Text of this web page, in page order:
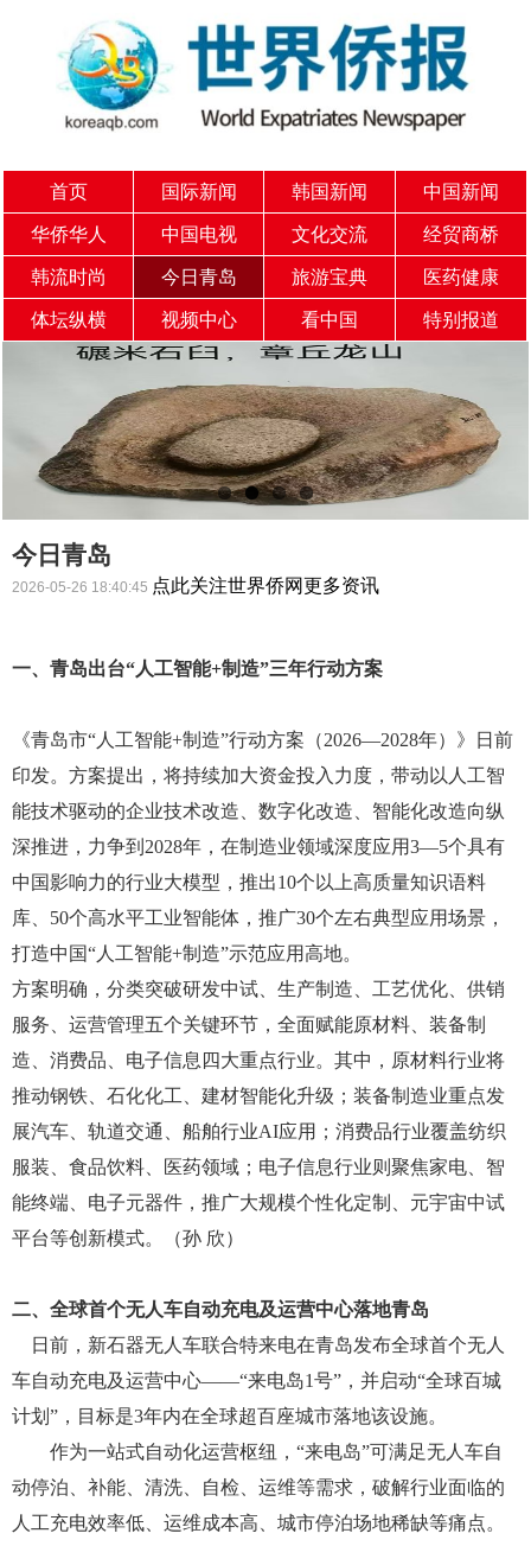
首页 国际新闻 韩国新闻 中国新闻
华侨华人 中国电视 文化交流 经贸商桥
韩流时尚 今日青岛 旅游宝典 医药健康
体坛纵横 视频中心 看中国 特别报道
今日青岛
2026-05-26 18:40:45 点此关注世界侨网更多资讯
一、青岛出台“人工智能+制造”三年行动方案
《青岛市“人工智能+制造”行动方案（2026—2028年）》日前
印发。方案提出，将持续加大资金投入力度，带动以人工智
能技术驱动的企业技术改造、数字化改造、智能化改造向纵
深推进 ，力争到 2028年，在制造业领域深度应用3—5个具有
中 国影响力的行业大模型，推出10个以上高质量知识语料
库、50个高水平工业智能体，推广30个左右典型应用场景，
打造中 国“人工智能+制造”示范应用高地。
方案明确，分类突破研发中试、生产制造、工艺优化、供销
服务、运营管理五个关键环节，全面赋能原材料、装备制
造、消费品、电子信息四大重点行业。其中，原材料行业将
推动钢铁、石化化工、建材智能化升级；装备制造业重点发
展汽车、轨道交通、船舶行业AI应用；消费品行业覆盖纺织
服装、食品饮料、医药领域；电子信息行业则聚焦家电、智
能终端、电子元器件，推广大规模个性化定制、元宇宙中试
平台等创新模式。
（孙 欣）
二、全球首个无人车自动充电及运营中心落地青岛
日前，新石器无人车联合特来电在青岛发布全球首个无人
车自动充电及运营中心——“来电岛1号”，并启动“全球百城
计划”，目标是3年内在全球超百座城市落地该设施。
作为一站式自动化运营枢纽，“来电岛”可满足无人车自
动停泊、补能、清洗、自检、运维等需求，破解行业面临的
人工充电效率低、运维成本高、城市停泊场地稀缺等痛点。